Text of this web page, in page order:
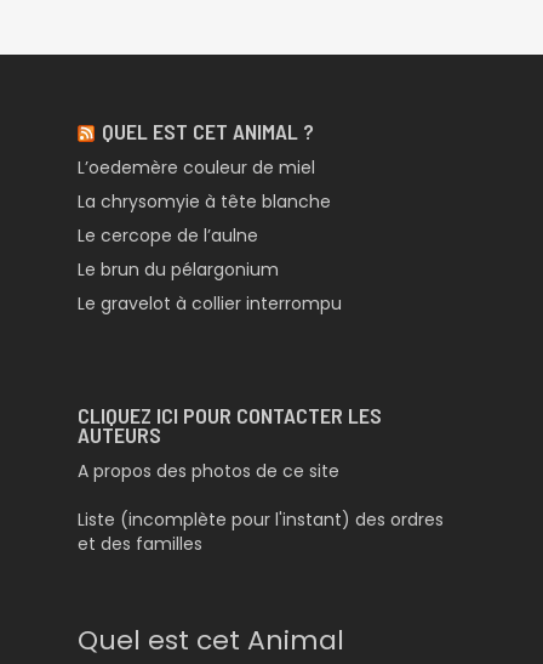
QUEL EST CET ANIMAL ?
L’oedemère couleur de miel
La chrysomyie à tête blanche
Le cercope de l’aulne
Le brun du pélargonium
Le gravelot à collier interrompu
CLIQUEZ ICI POUR CONTACTER LES
AUTEURS
A propos des photos de ce site
Liste (incomplète pour l'instant) des ordres
et des familles
Quel est cet Animal